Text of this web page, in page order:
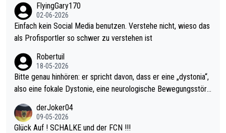
el hat.
s Leben in den Griff kriegen. Nur eins wundert mich: Luke Little
r war doch neulich erst derjenige, der über Social Media GvV p
rovoziert hat. Und Littlers Mutter schießt öfters mal gegen Ric
FlyingGary170
02-06-2026
Einfach kein Social Media benutzen. Verstehe nicht, wieso das
als Profisportler so schwer zu verstehen ist
Robertuil
18-05-2026
Bitte genau hinhören: er spricht davon, dass er eine „dystonia“,
also eine fokale Dystonie, eine neurologische Bewegungsstöru
erden, im Arm hat. Und, dass Medikamente ihm helfen! Ich glau
be immer noch, dass sehr viele der Dartits-Fälle fälschlich psy
derJoker04
09-05-2026
Glück Auf ! SCHALKE und der FCN !!!